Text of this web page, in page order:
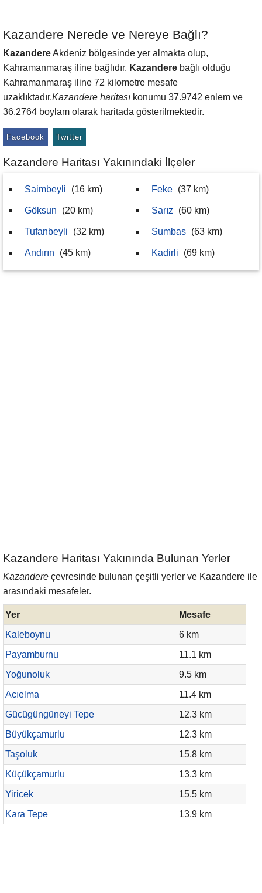
Kazandere Nerede ve Nereye Bağlı?
KazandereAkdeniz bölgesinde yer almakta olup,
Kahramanmaraş iline bağlıdır. Kazandere bağlı olduğu
Kahramanmaraş iline 72 kilometre mesafe
uzaklıktadır.Kazandere haritası konumu 37.9742 enlem ve
36.2764 boylam olarak haritada gösterilmektedir.
Facebook Twitter
Kazandere Haritası Yakınındaki İlçeler
Saimbeyli (16 km)
Göksun (20 km)
Tufanbeyli (32 km)
Andırın (45 km)
Feke (37 km)
Sarız (60 km)
Sumbas (63 km)
Kadirli (69 km)
Kazandere Haritası Yakınında Bulunan Yerler
Kazandere çevresinde bulunan çeşitli yerler ve Kazandere ile
arasındaki mesafeler.
Yer
Mesafe
Kaleboynu
6 km
Payamburnu
11.1 km
Yoğunoluk
9.5 km
Acıelma
11.4 km
Gücügüngüneyi Tepe
12.3 km
Büyükçamurlu
12.3 km
Taşoluk
15.8 km
Küçükçamurlu
13.3 km
Yiricek
15.5 km
Kara Tepe
13.9 km